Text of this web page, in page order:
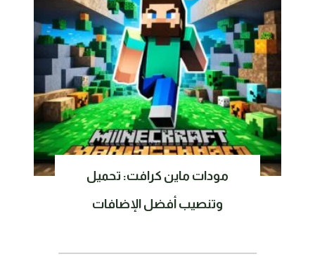
مودات ماين كرافت: تحميل
وتنصيب أفضل الإضافات